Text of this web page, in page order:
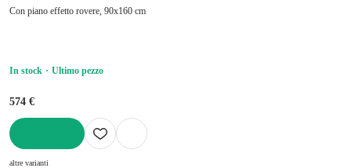
Con piano effetto rovere, 90x160 cm
In stock Ultimo pezzo
574 €
altre varianti